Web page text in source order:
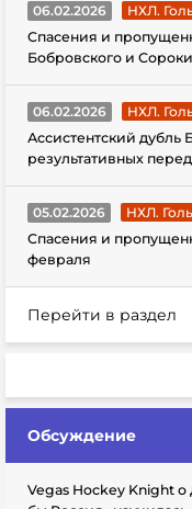
06.02.2026
НХЛ.
Спасения и
Бобровского и
06.02.2026
НХЛ.
Ассистентский
результативных
05.02.2026
НХЛ.
Спасения и
февраля
Перейти в раздел
Обсуждение
Vegas Hockey Knight